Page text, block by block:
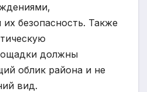
безопасность. Также
должны
облик района и не
вид.